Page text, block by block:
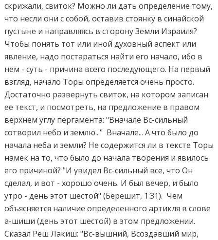
скрижали, свиток? Можно ли дать определение тому,
что несли они с собой, оставив стоянку в синайской
пустыне и направляясь в сторону Земли Израиля?
Чтобы понять тот или иной духовный аспект или
явление, надо постараться найти его начало, ибо в
нем - суть - причина всего последующего. На первый
взгляд, начало Торы определяется очень просто.
Достаточно развернуть свиток, на котором записан
ее текст, и посмотреть, на предложение в правом
верхнем углу пергамента: "Вначале Вс-сильный
сотворил небо и землю..." Вначале... А что было до
начала неба и земли? Не содержится ли в тексте Торы
намек на то, что было до начала творения и явилось
его причиной? "И увидел Вс-сильный все, что Он
сделал, и вот - хорошо очень. И был вечер, и было
утро - день этот шестой" (Берешит, 1:31). Чем
объясняется наличие определенного артикля в слове
а-шиши (день этот шестой) в этом предложении.
Сказал Реш Лакиш: "Вс-вышний, Bсоздавший мир,